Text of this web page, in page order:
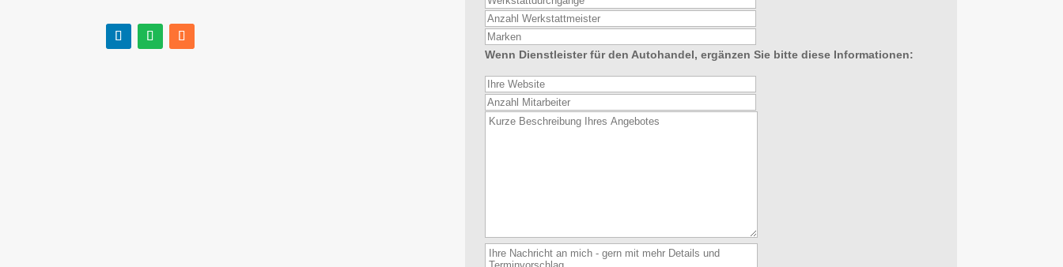
Wenn Dienstleister für den Autohandel, ergänzen Sie bitte diese Informationen: